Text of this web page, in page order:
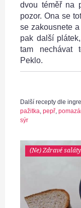
dvou téměř na
pozor. Ona se
se zakousnete
pak další
tam nechávat
Peklo.
Další recepty dle
pažitka, pepř,
sýr
(Ne) Zdravé saláty